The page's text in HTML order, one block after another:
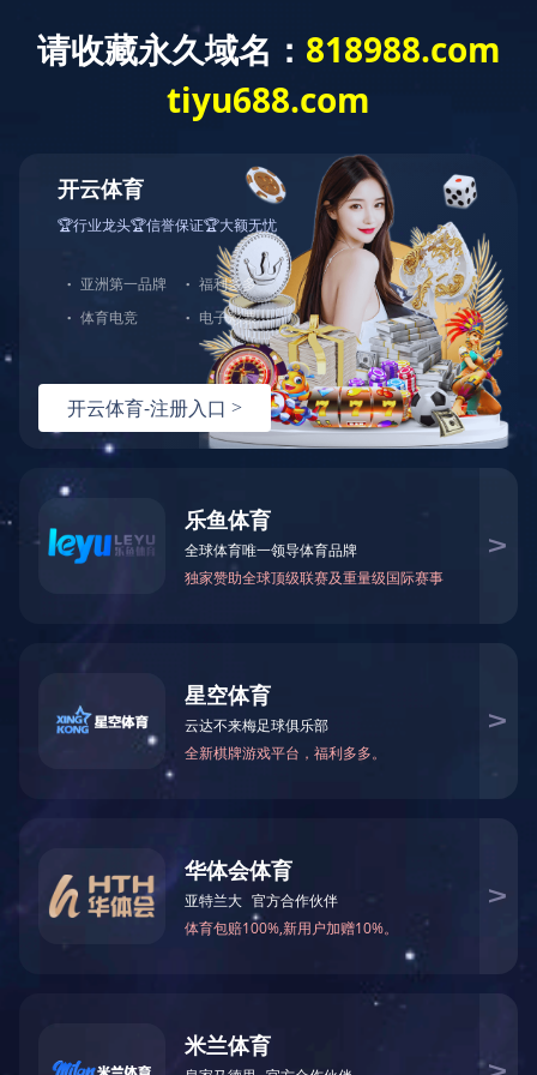
及申请表格 -刊发二零二五年中期报告
通函-【其他】致非登记股东之通知信函及申请表格-刊发二零二
五年中期报告
上一条资讯：通函-【其他】致登记股东之通知信函及回条 -刊发
下一条资讯：
截至二零二五年九月三十日止之股份发行人的证券
变动月报表
热线：151-9017-0656